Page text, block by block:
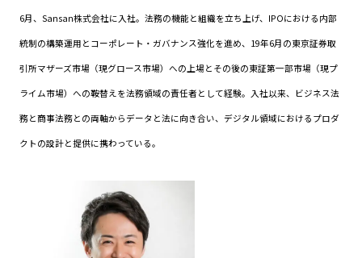
6月、Sansan株式会社に入社。法務の機能と組織を立ち上げ、IPOにおける内部
統制の構築運用とコーポレート・ガバナンス強化を進め、19年6月の東京証券取
引所マザーズ市場（現グロース市場）への上場とその後の東証第一部市場（現プ
ライム市場）への鞍替えを法務領域の責任者として経験。入社以来、ビジネス法
務と商事法務との両軸からデータと法に向き合い、デジタル領域におけるプロダ
クトの設計と提供に携わっている。